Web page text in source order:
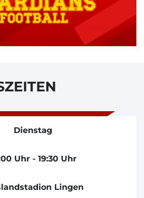
Dienstag
Uhr - 19:30 Uhr
Lingen